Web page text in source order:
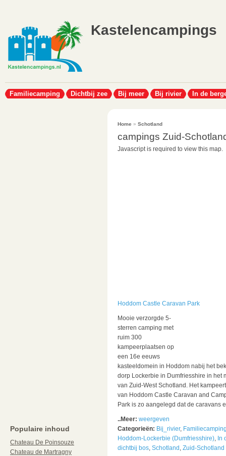
Kastelencampings
Familiecamping Dichtbij zee Bij meer Bij rivier In de
Populaire inhoud
Chateau De Poinsouze
Chateau de Martragny
Home » Schotland
campings Zuid-
Javascript is required to view this map.
Hoddom Castle Caravan Park
Mooie verzorgde 5-
sterren camping met
ruim 300
kampeerplaatsen op
een 16e eeuws
kasteeldomein in Hoddom nabij het
dorp Lockerbie in Dumfriesshire in het
van Zuid-West Schotland. Het
van Hoddom Castle Caravan and
Park is zo aangelegd dat de caravans
..Meer: weergeven
Categorieën: Bij_rivier,
Hoddom-Lockerbie (Dumfriesshire), In
dichtbij bos, Schotland , Zuid-Schotland